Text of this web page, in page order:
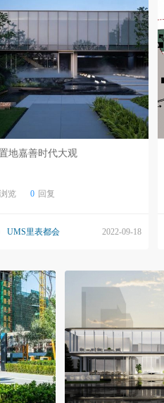
地嘉善时代大观
浏览 0 回复
UMS里表都会 2022-09-18